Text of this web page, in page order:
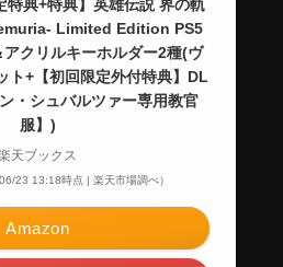
特典+特典】英雄伝説 界の軌
Limited Edition PS5
クリルキーホルダー2種(ヴ
ト+【初回限定外付特典】DL
・シュバルツァー専用教官
服】)
天ブックス
23 13:18時点 | 楽天市場調べ）
Amazon